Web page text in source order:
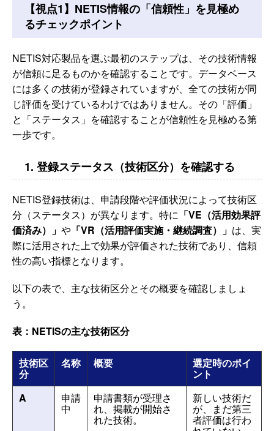
【視点1】NETIS情報の「信頼性」を見極め
るチェックポイント
NETIS対応製品を選ぶ最初のステップは、その技術情報
が信頼に足るものかを確認することです。データベース
には多くの技術が登録されていますが、全ての技術が同
じ評価を受けているわけではありません。その「評価」
と「ステータス」を確認することが信頼性を見極める第
一歩です。
1. 登録ステータス（技術区分）を確認する
NETIS登録技術は、申請段階や評価状況によって技術区
分（ステータス）が異なります。特に 「VE（活用効果評
価済み）」 や 「VR（活用評価実施・継続調査）」 は、実
際に活用された上で効果が評価された技術であり、信頼
性の高い指標となります。
以下の表で、主な技術区分とその概要を確認しましょ
う。
表：NETISの主な技術区分
技術区
分
名称 概要 選定時のポイ
ント
A
申請
中
申請書類が受理さ
れ、掲載が開始さ
れた技術。
新しい技術だ
が、まだ第三
者評価は行わ